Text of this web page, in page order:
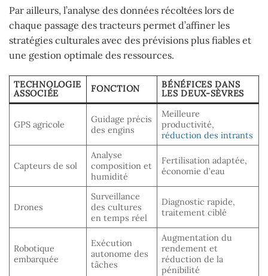
Par ailleurs, l’analyse des données récoltées lors de
chaque passage des tracteurs permet d’affiner les
stratégies culturales avec des prévisions plus fiables et
une gestion optimale des ressources.
TECHNOLOGIE
ASSOCIÉE
FONCTION
BÉNÉFICES DANS
LES DEUX-SÈVRES
GPS agricole
Guidage précis
des engins
Meilleure
productivité,
réduction des intrants
Capteurs de sol
Analyse
composition et
humidité
Fertilisation adaptée,
économie d’eau
Drones
Surveillance
des cultures
en temps réel
Diagnostic rapide,
traitement ciblé
Robotique
embarquée
Exécution
autonome des
tâches
Augmentation du
rendement et
réduction de la
pénibilité